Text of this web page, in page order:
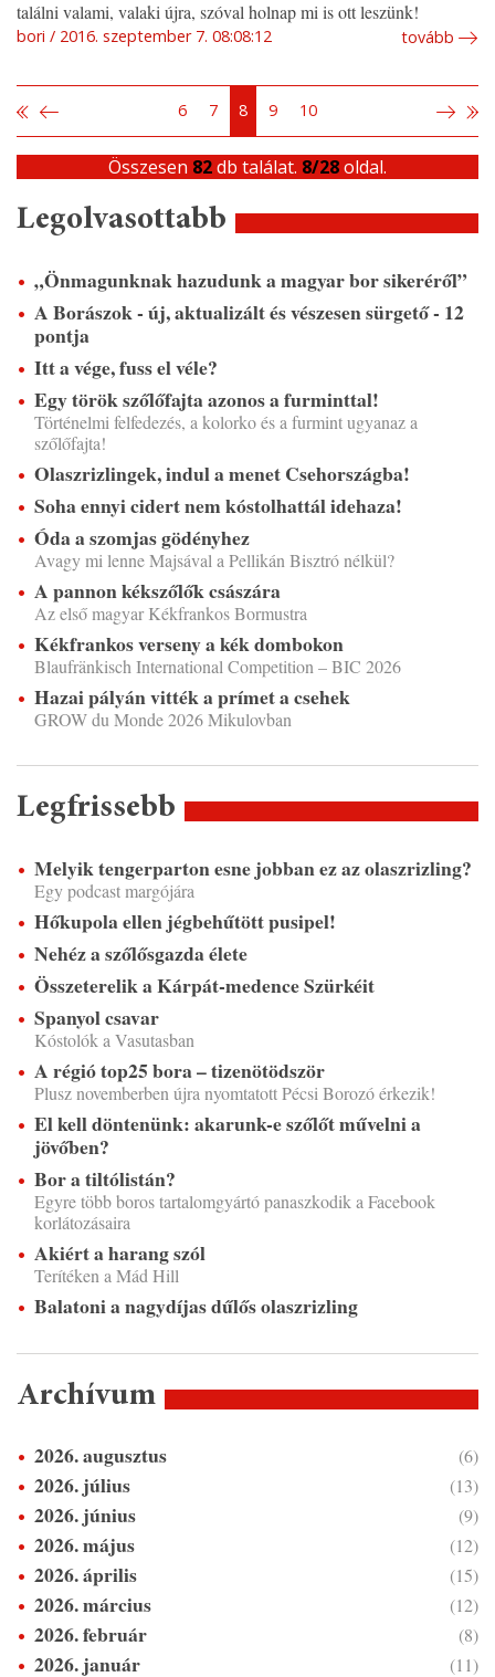
találni valami, valaki újra, szóval holnap mi is ott leszünk!
bori 2016. szeptember 7. 08:08:12 tovább
6 7 8 9 10
Összesen 82db találat. 8/28oldal.
Legolvasottabb
„Önmagunknak hazudunk a magyar bor sikeréről”
A Borászok - új, aktualizált és vészesen sürgető - 12
pontja
Itt a vége, fuss el véle?
Egy török szőlőfajta azonos a furminttal!
Történelmi felfedezés, a kolorko és a furmint ugyanaz a
szőlőfajta!
Olaszrizlingek, indul a menet Csehországba!
Soha ennyi cidert nem kóstolhattál idehaza!
Óda a szomjas gödényhez
Avagy mi lenne Majsával a Pellikán Bisztró nélkül?
A pannon kékszőlők császára
Az első magyar Kékfrankos Bormustra
Kékfrankos verseny a kék dombokon
Blaufränkisch International Competition – BIC 2026
Hazai pályán vitték a prímet a csehek
GROW du Monde 2026 Mikulovban
Legfrissebb
Melyik tengerparton esne jobban ez az olaszrizling?
Egy podcast margójára
Hőkupola ellen jégbehűtött pusipel!
Nehéz a szőlősgazda élete
Összeterelik a Kárpát-medence Szürkéit
Spanyol csavar
Kóstolók a Vasutasban
A régió top25 bora – tizenötödször
Plusz novemberben újra nyomtatott Pécsi Borozó érkezik!
El kell döntenünk: akarunk-e szőlőt művelni a
jövőben?
Bor a tiltólistán?
Egyre több boros tartalomgyártó panaszkodik a Facebook
korlátozásaira
Akiért a harang szól
Terítéken a Mád Hill
Balatoni a nagydíjas dűlős olaszrizling
Archívum
2026. augusztus (6)
2026. július (13)
2026. június (9)
2026. május (12)
2026. április (15)
2026. március (12)
2026. február (8)
2026. január (11)